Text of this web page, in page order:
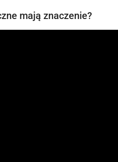
mają znaczenie?